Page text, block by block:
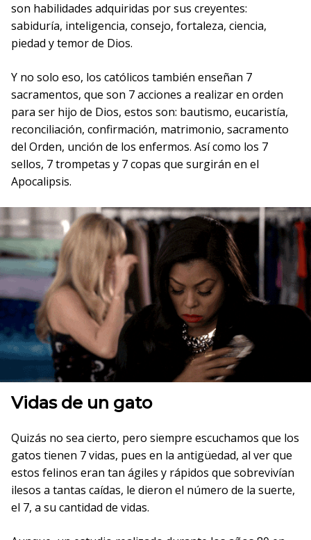
son habilidades adquiridas por sus creyentes:
sabiduría, inteligencia, consejo, fortaleza, ciencia,
piedad y temor de Dios.
Y no solo eso, los católicos también enseñan 7
sacramentos, que son 7 acciones a realizar en orden
para ser hijo de Dios, estos son: bautismo, eucaristía,
reconciliación, confirmación, matrimonio, sacramento
del Orden, unción de los enfermos. Así como los 7
sellos, 7 trompetas y 7 copas que surgirán en el
Apocalipsis.
Vidas de un gato
Quizás no sea cierto, pero siempre escuchamos que los
gatos tienen 7 vidas, pues en la antigüedad, al ver que
estos felinos eran tan ágiles y rápidos que sobrevivían
ilesos a tantas caídas, le dieron el número de la suerte,
el 7, a su cantidad de vidas.